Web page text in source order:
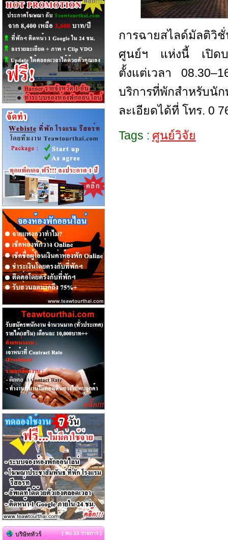
การฉายสไลด์มัลติวิ
ศูนย์ฯ แห่งนี้ เปิดบ
ตั้งแต่เวลา
บริการที่พักสำหรับ
ละเอียดได้ที่ โทร. 0
Tags : ศูนย์วิจัย
บริษัททัวร์ { พบ 33 รายการ }